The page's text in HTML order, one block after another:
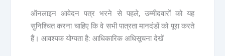
ऑनलाइन आवेदन पत्र भरने से पहले, उम्मीदवारों को यह
सुनिश्चित करना चाहिए कि वे सभी पात्रता मानदंडों को पूरा करते
हैं। आवश्यक योग्यता है: आधिकारिक अधिसूचना देखें